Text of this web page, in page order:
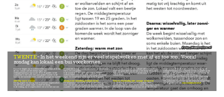
TWENTE
zondag kan lokaal een bui voorkomen.
Komende dagen zijn er wolkenvelden en schijnt af en toe
de zon. Lokaal valt een beetje regen. De
middagtemperatuur ligt tussen 19 en 25 graden. In het
zuidoosten is het soms een paar graden warmer. In de
loop van de komende week wordt het zonniger en warmer.
Zaterdag: warm met zon
De dag begint vrij zonnig maar er ontstaan stapelwolken.
Op een lokaal spatje regen na blijft het droog.
In de middag zijn er stapelwolken met af en toe wat zon.
Er staat een matige wind uit het westen tot noordwesten.
Het is 23 à 24 graden.
In de avond en in de nacht naar zondag trekken
wolkenvelden over het land en valt lokaal een beetje
regen. De temperatuur daalt naar 15 tot 18 graden.
Zondag meer bewolking en lokaal een bui
De temperatuur valt met 20 tot 25 graden iets lager uit,
maar voor de tijd van het jaar zijn dit hele normale
waarden. Daarnaast komt er wat meer bewolking voor en
zo nu en dan schijnt de zon. Lokaal valt een enkele bui,
maar een groot deel van de tijd is het droog. De wind is
matig tot vrij krachtig en komt uit het westen tot
noordwesten.
Daarna: wisselvallig, later zonniger en warmer
De week begint wisselvallig met wolkenvelden,
tussendoor zon en soms enkele buien. Maandag is het in
het zuidoosten wat warmer en kan het als de zon wat
langer schijnt 27 of 28 graden worden. Dinsdag ligt de
middagtemperatuur waarschijnlijk tussen 19 graden op de
Wadden en 25 graden in het zuidoosten. Halverwege de
week wordt het zonniger en blijft het droog. De
temperatuur gaat dan omhoog en later in de week wordt
het op grote schaal zomers warm met 24 tot 29 graden.
Het zuidoosten maakt kans op een tropische temperatuur
van 30 graden. Zie ookwww.autobouwman.nl
Weeronline.nl